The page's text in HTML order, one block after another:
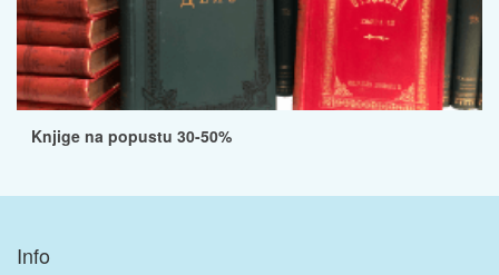
Knjige na popustu 30-50%
Info